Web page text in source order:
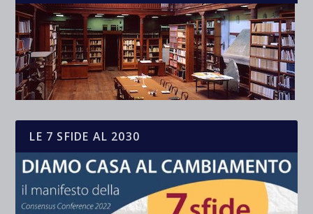
LE 7 SFIDE AL 2030